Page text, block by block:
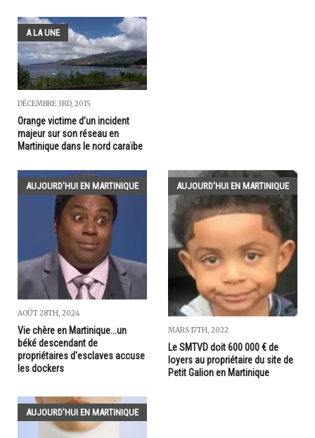
A LA UNE
DÉCEMBRE 3RD, 2015
Orange victime d’un incident
majeur sur son réseau en
Martinique dans le nord caraïbe
AUJOURD'HUI EN MARTINIQUE
AOÛT 28TH, 2024
Vie chère en Martinique...un
béké descendant de
propriétaires d'esclaves accuse
les dockers
AUJOURD'HUI EN MARTINIQUE
MARS 17TH, 2022
Le SMTVD doit 600 000 € de
loyers au propriétaire du site de
Petit Galion en Martinique
AUJOURD'HUI EN MARTINIQUE